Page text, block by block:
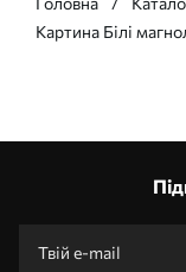
Картина Білі